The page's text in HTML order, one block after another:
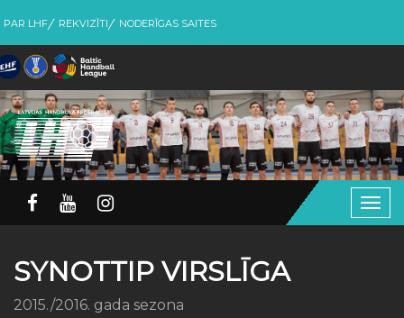
PAR LHF REKVIZĪTI NODERĪGAS SAITES
SYNOTTIP VIRSLĪGA
2015./2016. gada sezona